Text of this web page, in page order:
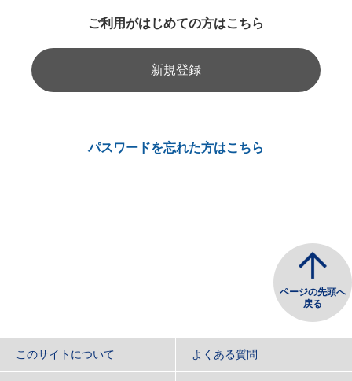
ご利用がはじめての方はこちら
新規登録
パスワードを忘れた方はこちら
ページの先頭へ
戻る
このサイトについて よくある質問